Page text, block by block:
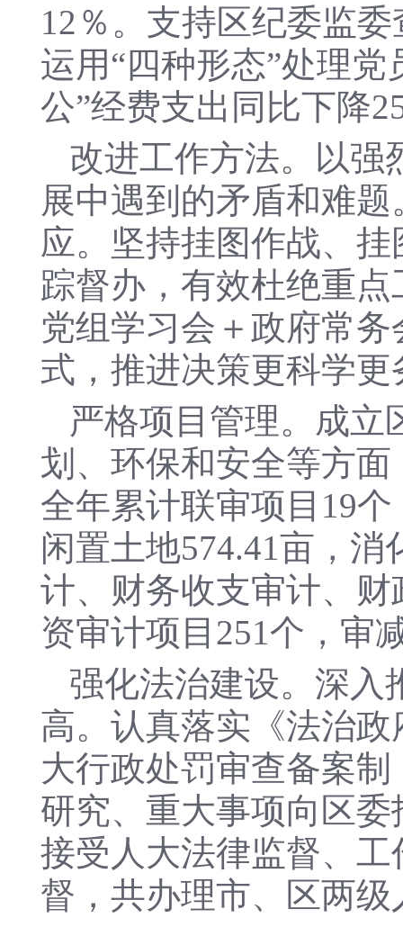
12％。支持区纪委监
运用“四种形态”处理
公”经费支出同比下降
改进工作方法。以强
展中遇到的矛盾和难
应。坚持挂图作战、
踪督办，有效杜绝重
党组学习会＋政府常
式，推进决策更科学
严格项目管理。成立
划、环保和安全等方
全年累计联审项目19
闲置土地574.41亩，
计、财务收支审计、
资审计项目251个，审
强化法治建设。深入
高。认真落实《法治
大行政处罚审查备案
研究、重大事项向区
接受人大法律监督、
督，共办理市、区两